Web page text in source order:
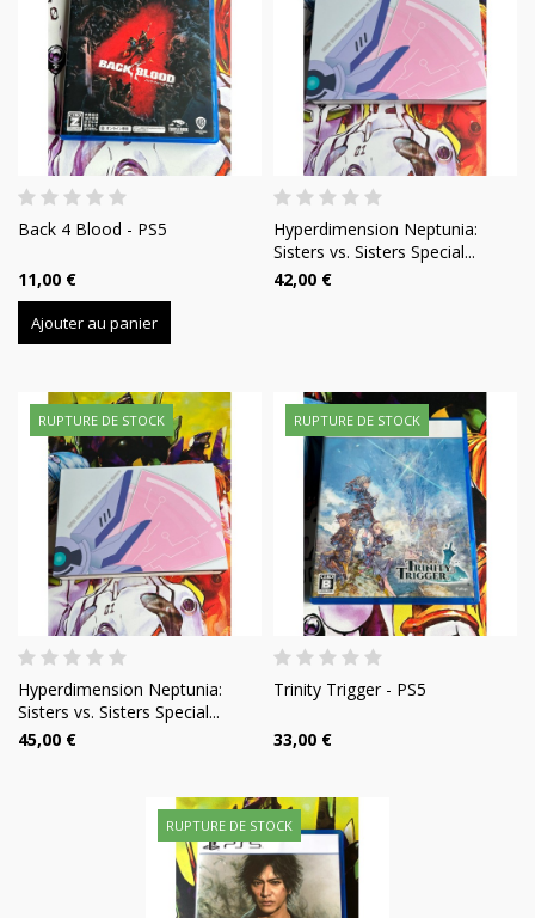
Back 4 Blood - PS5
11,00 €
Ajouter au panier
Hyperdimension Neptunia:
Sisters vs. Sisters Special...
42,00 €
RUPTURE DE STOCK
Hyperdimension Neptunia:
Sisters vs. Sisters Special...
45,00 €
RUPTURE DE STOCK
Trinity Trigger - PS5
33,00 €
RUPTURE DE STOCK